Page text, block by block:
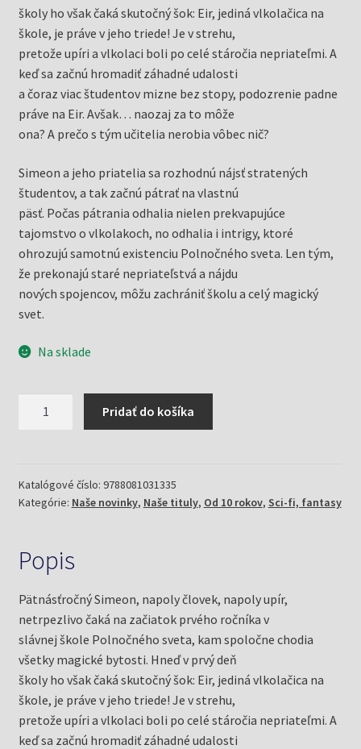
školy ho však čaká skutočný šok: Eir, jediná vlkolačica na
škole, je práve v jeho triede! Je v strehu,
pretože upíri a vlkolaci boli po celé stáročia nepriateľmi. A
keď sa začnú hromadiť záhadné udalosti
a čoraz viac študentov mizne bez stopy, podozrenie padne
práve na Eir. Avšak… naozaj za to môže
ona? A prečo s tým učitelia nerobia vôbec nič?
Simeon a jeho priatelia sa rozhodnú nájsť stratených
študentov, a tak začnú pátrať na vlastnú
päsť. Počas pátrania odhalia nielen prekvapujúce
tajomstvo o vlkolakoch, no odhalia i intrigy, ktoré
ohrozujú samotnú existenciu Polnočného sveta. Len tým,
že prekonajú staré nepriateľstvá a nájdu
nových spojencov, môžu zachrániť školu a celý magický
svet.
Na sklade
Maelle)
Pridať do košíka
Katalógové číslo: 9788081031335
Kategórie: Naše novinky, Naše tituly, Od 10 rokov, Sci-fi, fantasy
Popis
Pätnásťročný Simeon, napoly človek, napoly upír,
netrpezlivo čaká na začiatok prvého ročníka v
slávnej škole Polnočného sveta, kam spoločne chodia
všetky magické bytosti. Hneď v prvý deň
školy ho však čaká skutočný šok: Eir, jediná vlkolačica na
škole, je práve v jeho triede! Je v strehu,
pretože upíri a vlkolaci boli po celé stáročia nepriateľmi. A
keď sa začnú hromadiť záhadné udalosti